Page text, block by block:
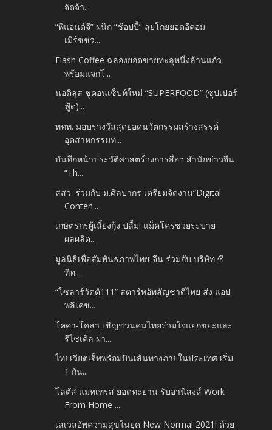
จัดจ้า...
“พีแอนด์จี” ผนึก “ช้อปปี้” ลุยโกยยอดอีคอม
เมิร์ซช่ว...
Flash Coffee ฉลองยอดขายทะลุหนึ่งล้านแก้ว
พร้อมแจกโ...
นอติลุส ชูคอนเซ็ปท์ใหม่ “SUPERFOOD” (ซุปเปอร์
ฟู้ด)...
ททท. มอบรางวัลสุดยอดนวัตกรรมสร้างสรรค์
อุตสาหกรรมท่...
บันทึกหน้าประวัติศาสตร์วงการสื่อฯ สำนักข่าวจีน
“Th...
สสว. ร่วมกับ ม.ศิลปากร เตรียมจัดงาน“Digital
Conten...
เกษตรกรผู้เลี้ยงกุ้ง ปลื้ม! แม็คโครช่วยระบาย
ผลผลิต...
มูลนิธิเพื่อสัมพันธภาพไทย-จีน ร่วมกับ บริษัท ซี
ทีท...
“โซลาร์วัตต์111” สตาร์ทอัพสัญชาติไทย ส่ง แอป
พลิเคช...
โคคา-โคล่า เชิญชวนคนไทยร่วมใจแยกขยะและ
รีไซเคิล ผ่า...
ไทยเวียตเจ็ทพร้อมบินเส้นทางภายในประเทศ เริ่ม
1 กัน...
โลตัส แมทเทรส ยอดทะยาน รับอานิสงส์ Work
From Home ...
เลเวลอัพความสุขในยุค New Normal 2021! ด้วย